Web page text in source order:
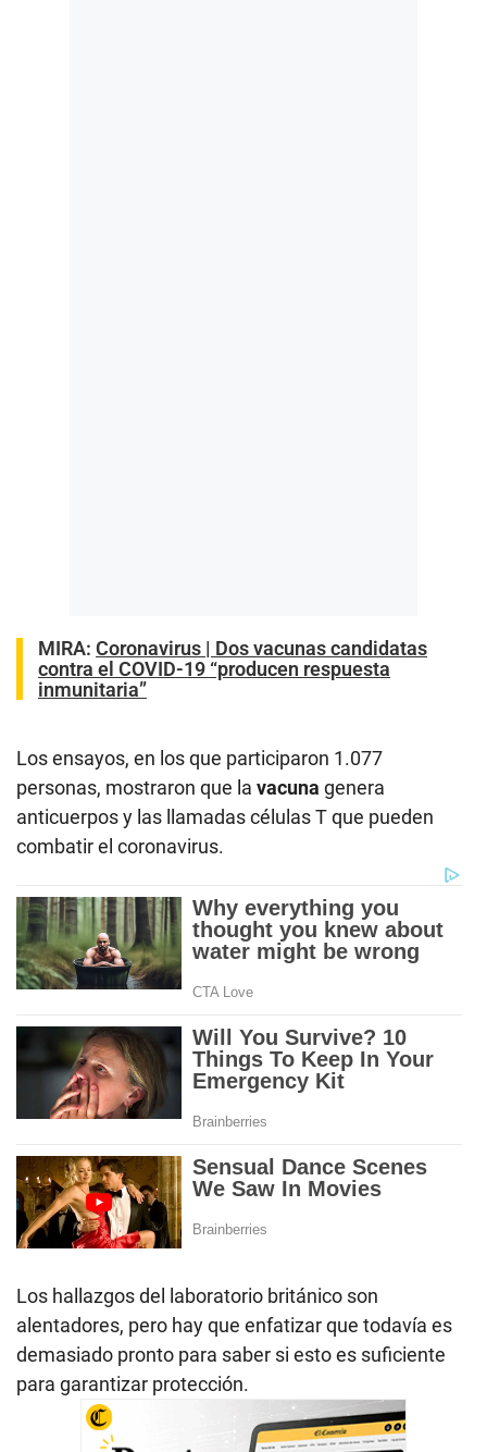
MIRA: Coronavirus | Dos vacunas candidatas
contra el COVID-19 “producen respuesta
inmunitaria”
Los ensayos, en los que participaron 1.077
personas, mostraron que la vacuna genera
anticuerpos y las llamadas células T que pueden
combatir el coronavirus.
Los hallazgos del laboratorio británico son
alentadores, pero hay que enfatizar que todavía es
demasiado pronto para saber si esto es suficiente
para garantizar protección.